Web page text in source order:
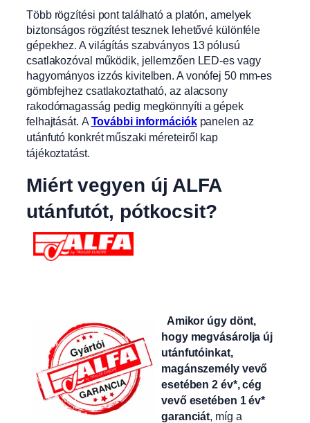
Több rögzítési pont található a platón, amelyek
biztonságos rögzítést tesznek lehetővé különféle
gépekhez. A világítás szabványos 13 pólusú
csatlakozóval működik, jellemzően LED-es vagy
hagyományos izzós kivitelben. A vonófej 50 mm-es
gömbfejhez csatlakoztatható, az alacsony
rakodómagasság pedig megkönnyíti a gépek
felhajtását. A További információkpanelen az
utánfutó konkrét műszaki méreteiről kap
tájékoztatást.
Miért vegyen új ALFA
utánfutót, pótkocsit?
Amikor úgy dönt,
hogy megvásárolja új
utánfutóinkat,
magánszemély vevő
esetében 2 év*, cég
vevő esetében 1 év*
garanciát, míg a